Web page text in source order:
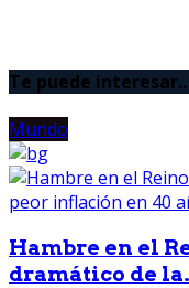
Te puede interesar..
Mundo
Hambre en el
dramático de